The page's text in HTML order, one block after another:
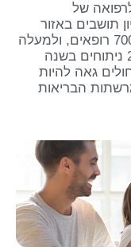
של
תל אביב, משרת כ-1 מיליון תושבים באזור
השרון. בית החולים כולל 801 מיטות, 700 רופאים, ולמעלה
מ-2,000 אחיות, ומבצע יותר מ-22,000 ניתוחים בשנה
גאה להיות
הבריאות